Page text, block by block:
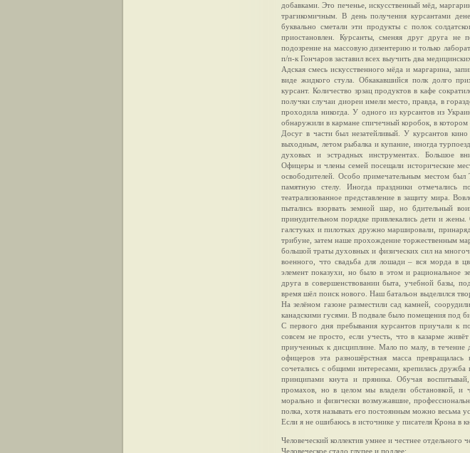
добавками. Это печенье, искусственный мёд,
трагикомичным. В день получения курсантами
буквально сметали эти продукты с полок
приостановлен. Курсанты, сменяя друг друга не
подозрение на массовую дизентерию и только
п/п-к Гончаров заставил всех выучить два
Адская смесь искусственного мёда и маргарина,
виде жидкого стула. Обкакавшийся полк долго
курсант. Количество зрзац продуктов в кафе
получки случаи диореи имели место, правда, в
проходила никогда. У одного из курсантов из
обнаружили в кармане спичечный коробок, в котором
Досуг в части был незатейливый. У курсантов
выходным, летом рыбалка и купание, иногда
духовых и эстрадных инструментах. Большое
Офицеры и члены семей посещали исторические
освободителей. Особо примечательным местом
памятную стелу. Иногда праздники отмечались
театрализованное представление в защиту мира.
пытались взорвать земной шар, но бдительный
принудительном порядке привлекались дети и
галстуках и пилотках дружно маршировали,
трибуне, затем наше прохождение торжественным
большой траты духовных и физических сил на
военного, что свадьба для лошади – вся морда в
элемент показухи, но было в этом и рациональное
друга в совершенствовании быта, учебной базы,
время шёл поиск нового. Наш батальон выделился
На зелёном газоне разместили сад камней,
канадскими гусями. В подвале было помещения под
С первого дня пребывания курсантов приучали к
совсем не просто, если учесть, что в казарме
приученных к дисциплине. Мало по малу, в течение
офицеров эта разношёрстная масса
сочетались с общими интересами, крепилась
принципами кнута и пряника. Обучая
промахов, но в целом мы владели обстановкой, и
морально и физически возмужавшие,
полка, хотя называть его постоянным можно весьма
Если я не ошибаюсь в источнике у писателя Крона в
Человеческий коллектив умнее и честнее отдельного
Человеческое стадо глупее и подлее;